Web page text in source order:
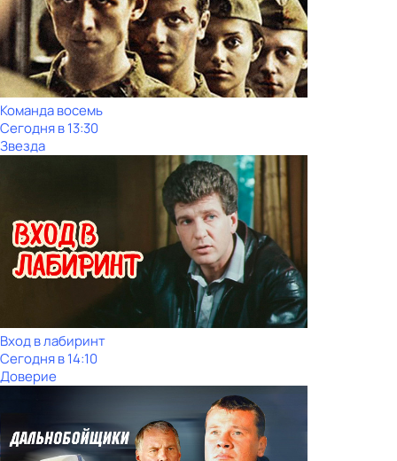
Команда восемь
Сегодня в 13:30
Звезда
Вход в лабиринт
Сегодня в 14:10
Доверие